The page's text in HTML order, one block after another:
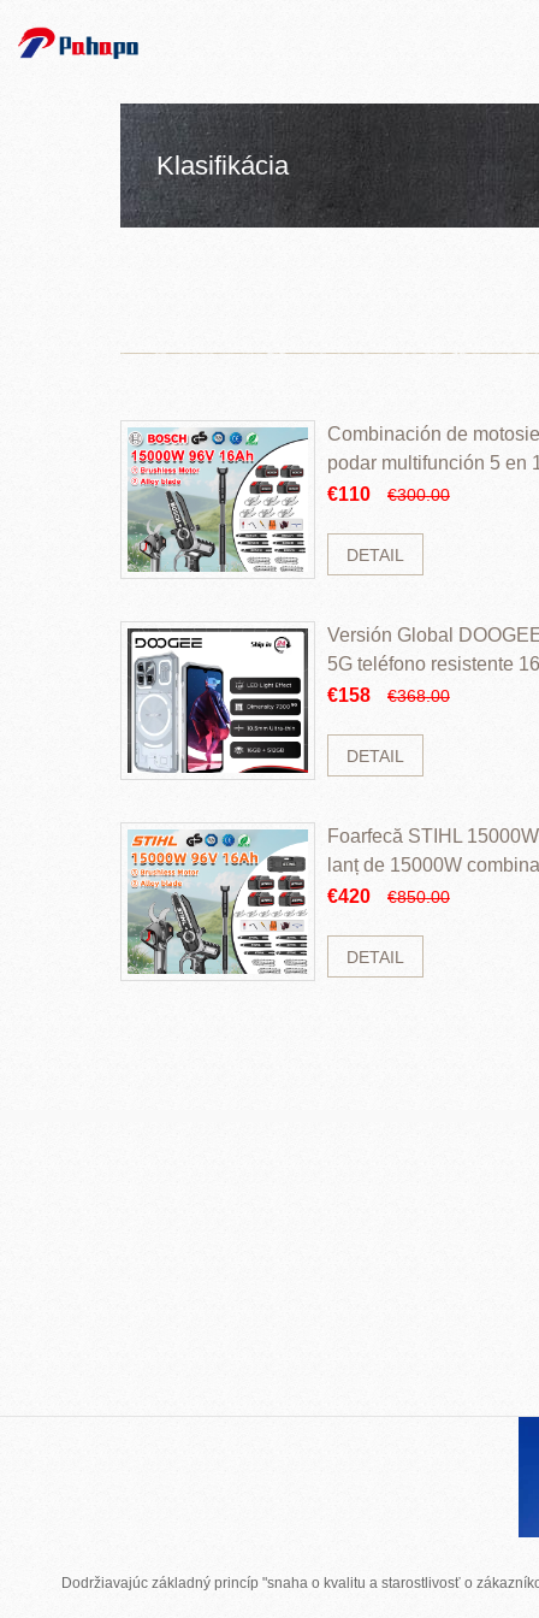
Klasifikácia
Combinación de
podar multifunción 5 en
€110
€300.00
DETAIL
Versión Global
5G teléfono resistente
ROM Mediatek
€158 €368.00
DETAIL
Foarfecă STIHL
lanț de 15000W
perii și baterie cu li
€420 €850.00
DETAIL
Dodržiavajúc základný princíp "snaha o kvalitu a starostlivosť o